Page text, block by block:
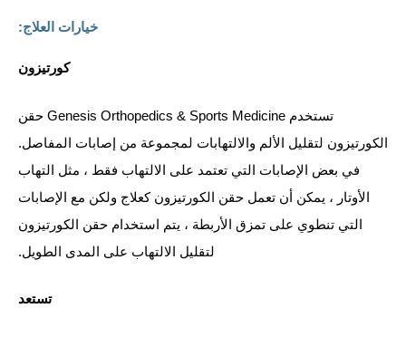
خيارات العلاج:
كورتيزون
تستخدم Genesis Orthopedics & Sports Medicine حقن
الكورتيزون لتقليل الألم والالتهابات لمجموعة من إصابات المفاصل.
في بعض الإصابات التي تعتمد على الالتهاب فقط ، مثل التهاب
الأوتار ، يمكن أن تعمل حقن الكورتيزون كعلاج ولكن مع الإصابات
التي تنطوي على تمزق الأربطة ، يتم استخدام حقن الكورتيزون
لتقليل الالتهاب على المدى الطويل.
تستعد